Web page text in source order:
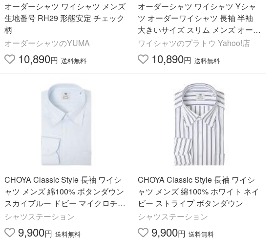
オーダーシャツ ワイシャツ メンズ
生地番号 RH29 形態安定 チェック
柄
オーダーシャツのYUMA
10,890円 送料無料
オーダーシャツ ワイシャツ Yシャ
ツ オーダーワイシャツ 長袖 半袖
大きいサイズ スリム メンズ オーダ
ー 日本製 綿100％ 軽井沢シャツ ボ
タンダウン
ワイシャツのプラトウ Yahoo!店
10,890円 送料無料
CHOYA Classic Style 長袖 ワイシ
ャツ メンズ 綿100% ボタンダウン
スカイブルー ドビー マイクロチェ
ッ
シャツステーション
9,900円 送料無料
CHOYA Classic Style 長袖 ワイシ
ャツ メンズ 綿100% ホワイト ネイ
ビー ストライプ ボタンダウン
シャツステーション
9,900円 送料無料